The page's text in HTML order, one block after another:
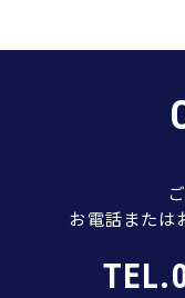
お電話または